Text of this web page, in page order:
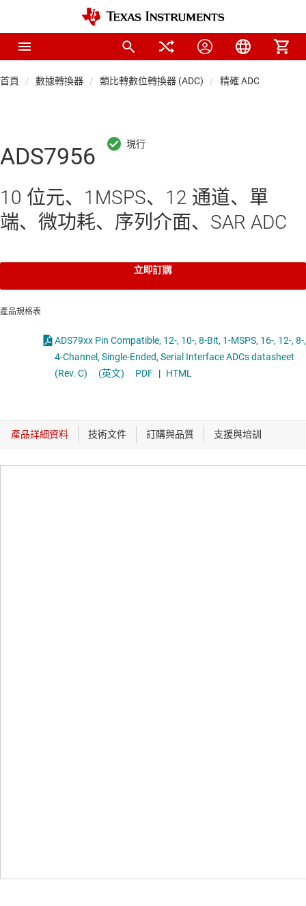
首頁 數據轉換器 類比轉數位轉換器 (ADC) 精確 ADC
ADS7956
10 位元、1MSPS、12 通道、單
端、微功耗、序列介面、SAR ADC
立即訂購
產品規格表
ADS79xx Pin Compatible, 12-, 10-, 8-Bit, 1-MSPS, 16-, 12-, 8-,
4-Channel, Single-Ended, Serial Interface ADCs datasheet
(Rev. C)
(英文) PDF | HTML